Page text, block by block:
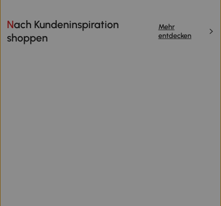
Nach Kundeninspiration
shoppen
Mehr
entdecken